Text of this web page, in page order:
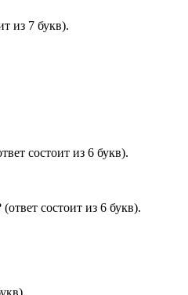
из 7 букв).
состоит из 6 букв).
состоит из 6 букв).